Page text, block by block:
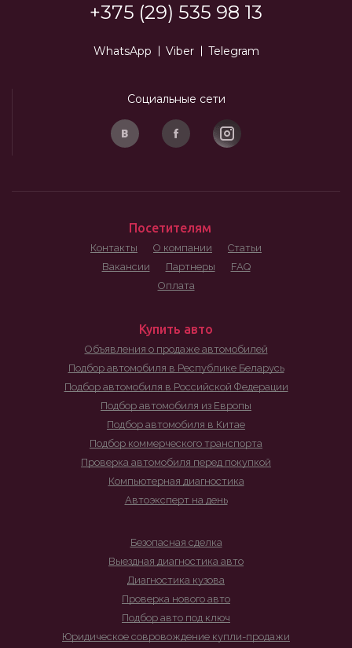
+375 (29) 535 98 13
WhatsApp Viber Telegram
Социальные сети
Посетителям
Контакты О компании
Статьи
Вакансии
Партнеры
FAQ
Оплата
Купить авто
Объявления о продаже автомобилей
Подбор автомобиля в Республике Беларусь
Подбор автомобиля в Российской Федерации
Подбор автомобиля из Европы
Подбор автомобиля в Китае
Подбор коммерческого транспорта
Проверка автомобиля перед покупкой
Компьютерная диагностика
Автоэксперт на день
Безопасная сделка
Выездная диагностика авто
Диагностика кузова
Проверка нового авто
Подбор авто под ключ
Юридическое совровождение купли-продажи